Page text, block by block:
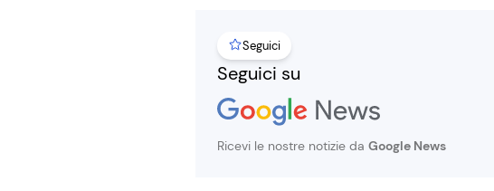
Seguici
Seguici su
Ricevi le nostre notizie da Google News